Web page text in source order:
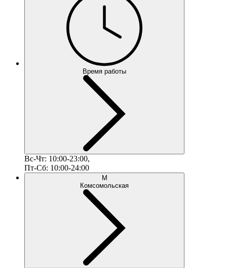
Время работы
Вс-Чт: 10:00-23:00,
Пт-Сб: 10:00-24:00
М
Комсомольская